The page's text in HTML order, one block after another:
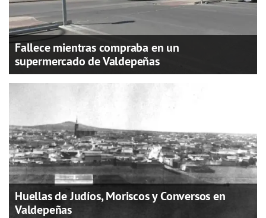
Fallece mientras compraba en un
supermercado de Valdepeñas
Huellas de Judíos, Moriscos y Conversos en
Valdepeñas